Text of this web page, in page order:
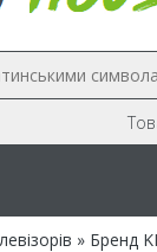
» Бренд